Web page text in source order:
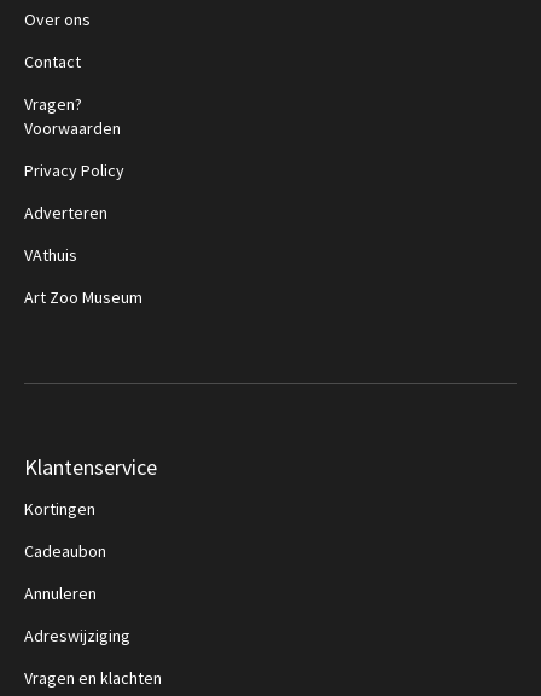
Over ons
Contact
Vragen?
Voorwaarden
Privacy Policy
Adverteren
VAthuis
Art Zoo Museum
Klantenservice
Kortingen
Cadeaubon
Annuleren
Adreswijziging
Vragen en klachten